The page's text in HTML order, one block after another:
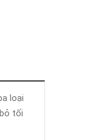
loại
tối